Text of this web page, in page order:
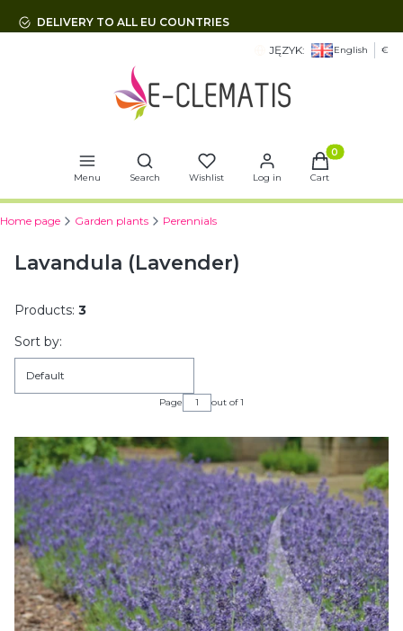
DELIVERY TO ALL EU COUNTRIES
JĘZYK: English €
Menu
Open search engine
Search Wishlist Log in
Products in
Cart
Home page Garden plants Perennials
Lavandula (Lavender)
Products: 3
List of products
Sort by:
Default
Page out of 1